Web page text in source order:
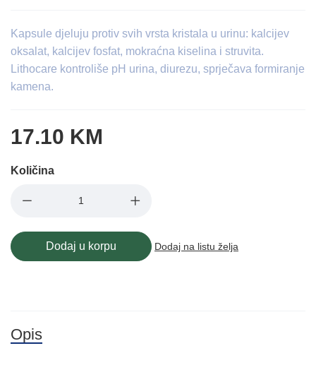
Kapsule djeluju protiv svih vrsta kristala u urinu: kalcijev
oksalat, kalcijev fosfat, mokraćna kiselina i struvita.
Lithocare kontroliše pH urina, diurezu, sprječava formiranje
kamena.
17.10 KM
Količina
Dodaj u korpu Dodaj na listu želja
Opis